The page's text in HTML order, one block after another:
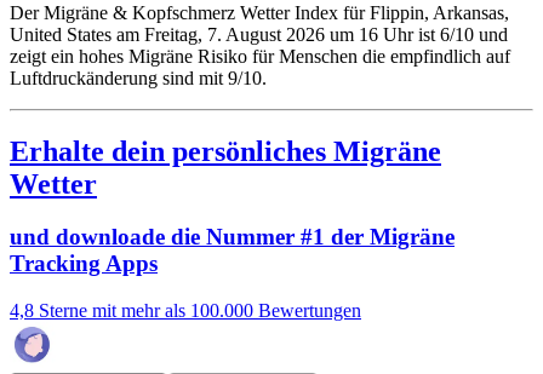
Der Migräne & Kopfschmerz Wetter Index für Flippin, Arkansas,
United States am Freitag, 7. August 2026 um 16 Uhr ist 6/10 und
zeigt ein hohes Migräne Risiko für Menschen die empfindlich auf
Luftdruckänderung sind mit 9/10.
Erhalte dein persönliches Migräne
Wetter
und downloade die Nummer #1 der Migräne
Tracking Apps
4,8 Sterne mit mehr als 100.000 Bewertungen